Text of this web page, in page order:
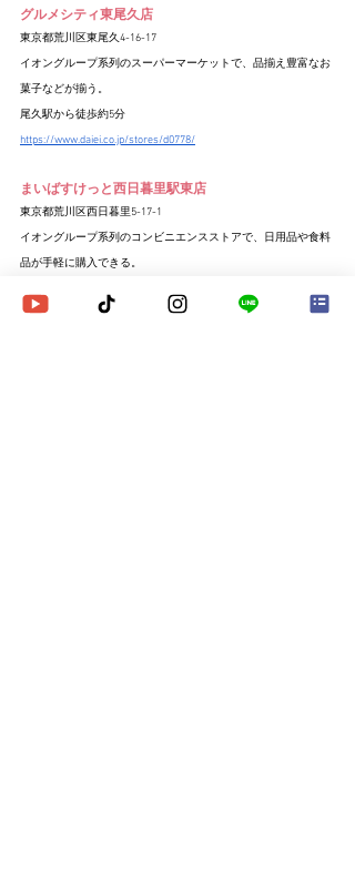
グルメシティ東尾久店
東京都荒川区東尾久4-16-17
イオングループ系列のスーパーマーケットで、品揃え豊富なお
菓子などが揃う。
尾久駅から徒歩約5分
https://www.daiei.co.jp/stores/d0778/
まいばすけっと西日暮里駅東店
東京都荒川区西日暮里5-17-1
イオングループ系列のコンビニエンスストアで、日用品や食料
品が手軽に購入できる。
https://www.aeon.com/store/list/専門店小型/まいばすけっと/関